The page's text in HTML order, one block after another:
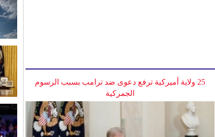
25 ولاية أميركية ترفع دعوى ضد ترامب بسبب الرسوم
الجمركية